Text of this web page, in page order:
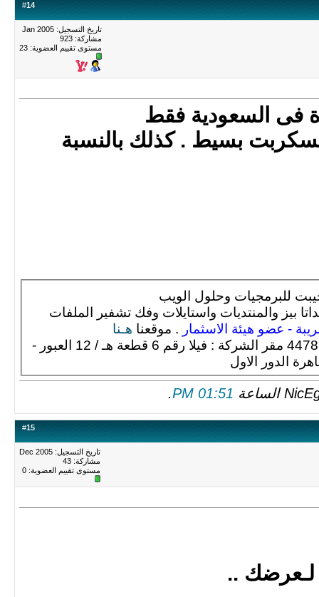
#14
تاريخ التسجيل: Jan 2005
مشاركة: 923
مستوى تقييم العضوية: 23
فى السعودية فقط
بسيط . كذلك بالنسبة
للبرمجيات وحلول الويب
بيز والمنتديات واستايلات وفك تشفير الملفات
- عضو هيئة الاسثمار . موقعنا هـنا
[color=#8B0000]هاتف ارضى : 44788929 مقر الشركة : فيلا رقم 6 قطعة هـ / 12 العبور -
الاول
01:51 PM
.
#15
تاريخ التسجيل: Dec 2005
مشاركة: 43
مستوى تقييم العضوية: 0
لـعرضك ..